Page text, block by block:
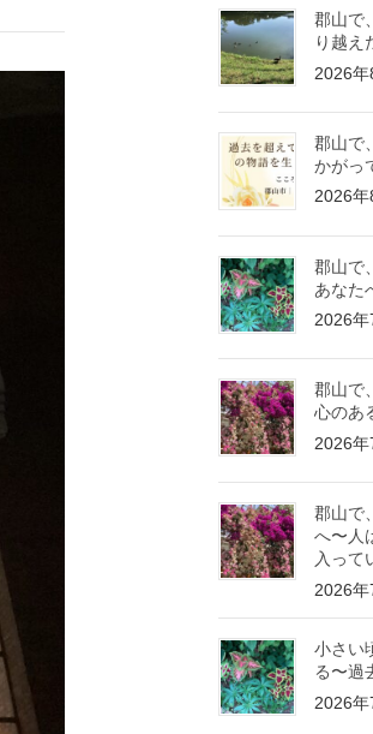
郡山で
り越え
2026年
郡山で
かがっ
2026年
郡山で
あなた
2026年
郡山で
心のあ
2026年
郡山で
へ〜人
入って
2026年
小さい
る〜過
2026年